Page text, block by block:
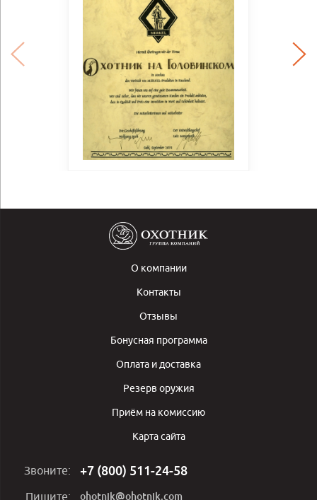
О компании
Контакты
Отзывы
Бонусная программа
Оплата и доставка
Резерв оружия
Приём на комиссию
Карта сайта
Звоните: +7 (800) 511-24-58
Пишите: ohotnik@ohotnik.com